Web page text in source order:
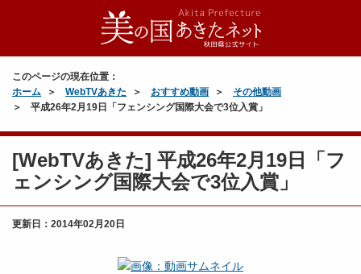
このページの現在位置：
ホーム
WebTVあきた おすすめ動画
その他動画
平成26年2月19日「フェンシング国際大会で3位入賞」
[WebTVあきた] 平成26年2月19日「フ
ェンシング国際大会で3位入賞」
更新日： 2014年02月20日